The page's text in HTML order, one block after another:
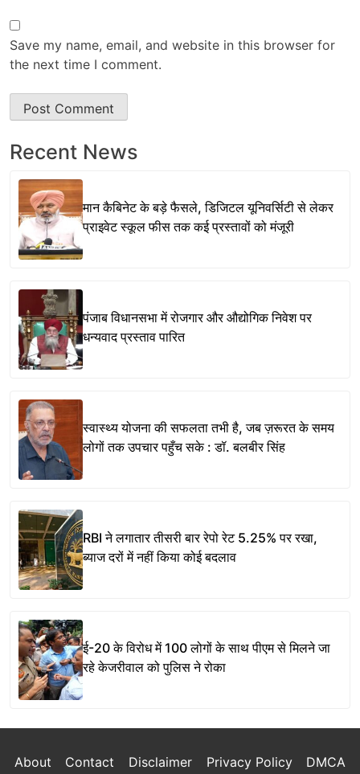
Save my name, email, and website in this browser for
the next time I comment.
Recent News
मान कैबिनेट के बड़े फैसले, डिजिटल यूनिवर्सिटी से लेकर
प्राइवेट स्कूल फीस तक कई प्रस्तावों को मंजूरी
पंजाब विधानसभा में रोजगार और औद्योगिक निवेश पर
धन्यवाद प्रस्ताव पारित
स्वास्थ्य योजना की सफलता तभी है, जब ज़रूरत के समय
लोगों तक उपचार पहुँच सके : डॉ. बलबीर सिंह
RBI ने लगातार तीसरी बार रेपो रेट 5.25% पर रखा,
ब्याज दरों में नहीं किया कोई बदलाव
ई-20 के विरोध में 100 लोगों के साथ पीएम से मिलने जा
रहे केजरीवाल को पुलिस ने रोका
About Contact Disclaimer Privacy Policy DMCA